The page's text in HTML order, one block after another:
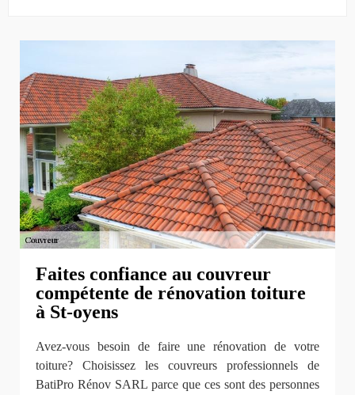
Faites confiance au couvreur
compétente de rénovation toiture
à St-oyens
Avez-vous besoin de faire une rénovation de votre
toiture? Choisissez les couvreurs professionnels de
BatiPro Rénov SARL parce que ces sont des personnes